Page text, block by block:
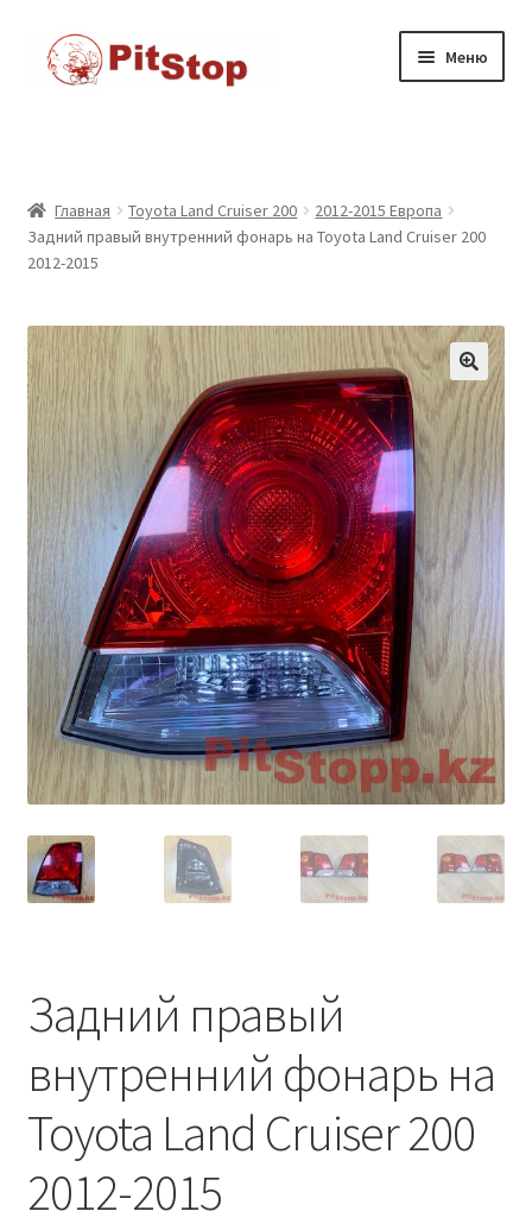
содержимому
Перейти
Перейти
Меню
Каталог товаров
Корзина
Мой аккаунт
Оформление заказа
Условия оплаты
Главная Toyota Land Cruiser 200
2012-2015 Европа
Задний правый внутренний фонарь на Toyota Land Cruiser 200
2012-2015
Задний правый
внутренний фонарь на
Toyota Land Cruiser 200
2012-2015